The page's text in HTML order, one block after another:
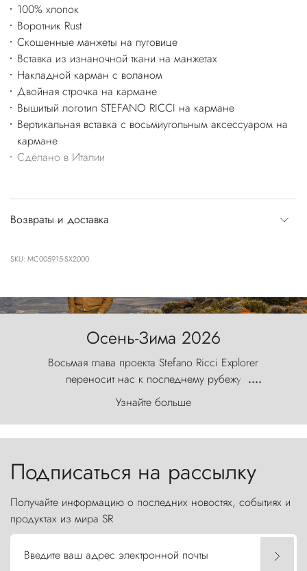
100% хлопок
Воротник Rust
Скошенные манжеты на пуговице
Вставка из изнаночной ткани на манжетах
Накладной карман с воланом
Двойная строчка на кармане
Вышитый логотип STEFANO RICCI на кармане
Вертикальная вставка с восьмиугольным аксессуаром на
кармане
Сделано в Италии
Возвраты и доставка
SKU: MC005915-SX2000
Осень-Зима 2026
Восьмая глава проекта Stefano Ricci Explorer
переносит нас к последнему рубежу
первозданного мира, где ветер с
первобытной яростью ваяет ландшафт, а пики
Торрес-дель-Пайне, словно каменные стражи,
....
Узнайте больше
Подписаться на рассылку
Получайте информацию о последних новостях, событиях и
продуктах из мира SR
Введите ваш адрес электронной почты